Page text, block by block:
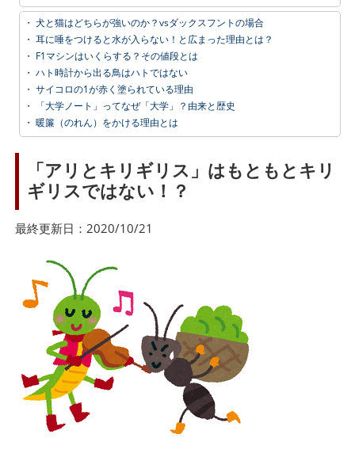
・ 犬と猫はどちらが強いのか？vsダックスフントの場合
・ 耳に唾をつけると水が入らない！と広まった理由とは？
・ F1マシンはいくらする？その値段とは
・ ハト時計から出る鳥はハトではない
・ サイコロの1が赤く塗られている理由
・
「大学ノート」ってなぜ「大学」？由来と歴史
・ 暖簾（のれん）をかける理由とは
「アリとキリギリス」はもともとキリ
ギリスではない！？
最終更新日：2020/10/21